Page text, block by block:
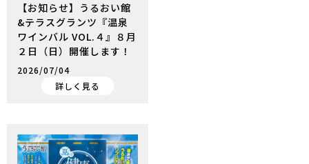
【お知らせ】うるおい館
&テラスグランツ『温泉
ワインバル VOL.４』８月
２日（日）開催します！
2026/07/04
詳しく見る